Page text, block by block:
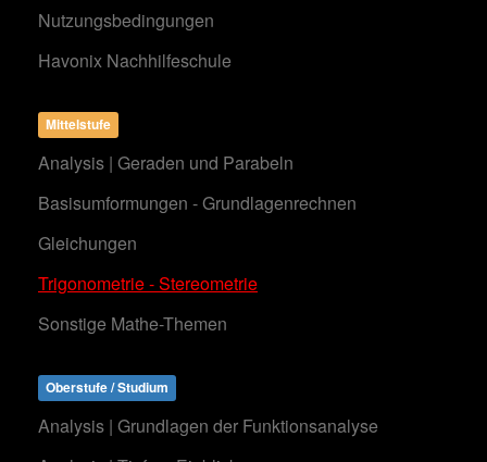
Nutzungsbedingungen
Havonix Nachhilfeschule
Mittelstufe
Analysis | Geraden und Parabeln
Basisumformungen - Grundlagenrechnen
Gleichungen
Trigonometrie - Stereometrie
Sonstige Mathe-Themen
Oberstufe / Studium
Analysis | Grundlagen der Funktionsanalyse